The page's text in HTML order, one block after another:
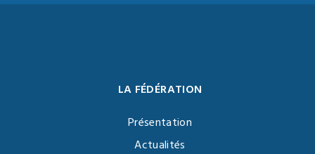
LA FÉDÉRATION
Présentation
Actualités